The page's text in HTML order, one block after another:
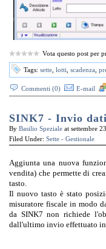
Vota questo post per
Tags: sette lotti scadenza
Commenti (0) E-mail
SINK7 - Invio
By Basilio Speziale at settembre
Filed Under: Sette - Gestionale
Aggiunta una nuova
vendita) che permette di
tasto.
Il nuovo tasto è stato
misuratore fiscale in modo
da SINK7 non richiede
dall'ultimo invio effettuato